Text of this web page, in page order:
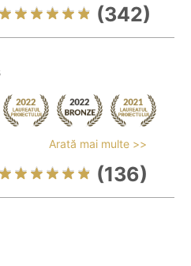
(342)
Arată mai multe >>
(136)